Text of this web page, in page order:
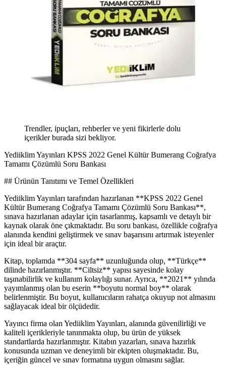
Trendler, ipuçları, rehberler ve yeni fikirlerle dolu
içerikler burada sizi bekliyor.
Yediiklim Yayınları KPSS 2022 Genel Kültür Bumerang Coğrafya
Tamamı Çözümlü Soru Bankası
## Ürünün Tanıtımı ve Temel Özellikleri
Yediiklim Yayınları tarafından hazırlanan **KPSS 2022 Genel
Kültür Bumerang Coğrafya Tamamı Çözümlü Soru Bankası**,
sınava hazırlanan adaylar için tasarlanmış, kapsamlı ve detaylı bir
kaynak olarak öne çıkmaktadır. Bu soru bankası, özellikle coğrafya
alanında kendini geliştirmek ve sınav başarısını artırmak isteyenler
için ideal bir araçtır.
Kitap, toplamda **304 sayfa** uzunluğunda olup, **Türkçe**
dilinde hazırlanmıştır. **Ciltsiz** yapısı sayesinde kolay
taşınabilirlik ve kullanım kolaylığı sunar. Ayrıca, **2021** yılında
yayımlanmış olan bu eserin **boyutu normal boy** olarak
belirlenmiştir. Bu boyut, kullanıcıların rahatça okuyup not almasını
sağlayacak ideal bir ölçüdedir.
Yayıncı firma olan Yediiklim Yayınları, alanında güvenilirliği ve
kaliteli içerikleriyle tanınmakta olup, bu ürün de yüksek
standartlarda hazırlanmıştır. Kitabın yazarları, sınava hazırlık
konusunda uzman ve deneyimli bir ekipten oluşmaktadır. Bu,
içeriğin güncel ve sınav formatına uygun olmasını sağlar.